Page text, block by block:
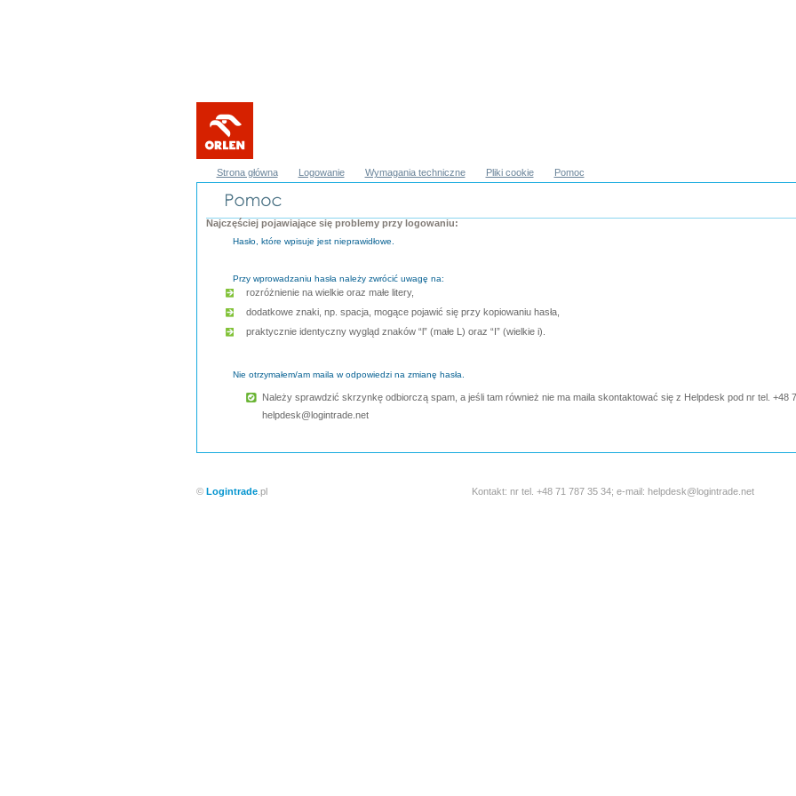
Strona główna Logowanie Wymagania techniczne Pliki cookie Pomoc
Najczęściej pojawiające się problemy przy logowaniu:
Hasło, które wpisuje jest nieprawidłowe.
Przy wprowadzaniu hasła należy zwrócić uwagę na:
rozróżnienie na wielkie oraz małe litery,
dodatkowe znaki, np. spacja, mogące pojawić się przy kopiowaniu hasła,
praktycznie identyczny wygląd znaków “l” (małe L) oraz “I” (wielkie i).
Nie otrzymałem/am maila w odpowiedzi na zmianę hasła.
Należy sprawdzić skrzynkę odbiorczą spam, a jeśli tam również nie ma maila skontaktować się z Helpdesk pod nr tel. +48
helpdesk@logintrade.net
© Logintrade.pl Kontakt: nr tel. +48 71 787 35 34; e-mail: helpdesk@logintrade.net